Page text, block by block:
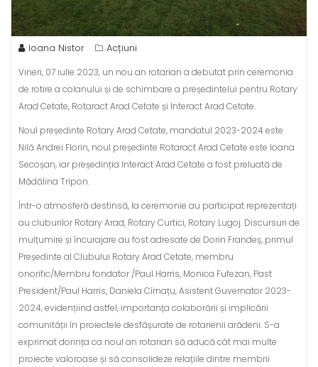
Ioana Nistor Acțiuni
Vineri, 07 iulie 2023, un nou an rotarian a debutat prin ceremonia
de rotire a colanului și de schimbare a președintelui pentru Rotary
Arad Cetate, Rotaract Arad Cetate și Interact Arad Cetate.
Noul președinte Rotary Arad Cetate, mandatul 2023-2024 este
Nilă Andrei Florin, noul președinte Rotaract Arad Cetate este Ioana
Secoșan, iar președinția Interact Arad Cetate a fost preluată de
Mădălina Tripon.
Într-o atmosferă destinsă, la ceremonie au participat reprezentați
au cluburilor Rotary Arad, Rotary Curtici, Rotary Lugoj. Discursuri de
mulțumire și încurajare au fost adresate de Dorin Frandeș, primul
Președinte al Clubului Rotary Arad Cetate, membru
onorific/Membru fondator /Paul Harris, Monica Fufezan, Past
President/Paul Harris, Daniela Cîrnațu, Asistent Guvernator 2023-
2024, evidențiind astfel, importanța colaborării și implicării
comunității în proiectele desfășurate de rotarienii arădeni. S-a
exprimat dorința ca noul an rotarian să aducă cât mai multe
proiecte valoroase și să consolideze relațiile dintre membrii